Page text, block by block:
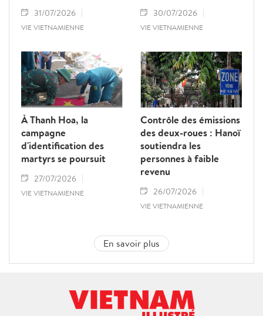
31/07/2026
VIE VIETNAMIENNE
30/07/2026
VIE VIETNAMIENNE
À Thanh Hoa, la
campagne
d'identification des
martyrs se poursuit
27/07/2026
VIE VIETNAMIENNE
Contrôle des émissions
des deux-roues : Hanoï
soutiendra les
personnes à faible
revenu
26/07/2026
VIE VIETNAMIENNE
En savoir plus